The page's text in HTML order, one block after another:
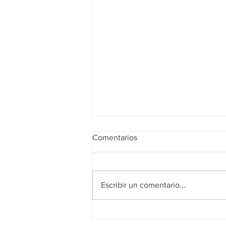
¡FELIZ VERANO!
Comentarios
Escribir un comentario...